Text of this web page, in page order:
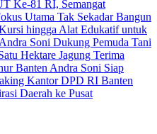
Ke-81 RI, Semangat
Utama Tak Sekadar Bangun
hingga Alat Edukatif untuk
Soni Dukung Pemuda Tani
Hektare Jagung Terima
Banten Andra Soni Siap
Kantor DPD RI Banten
Daerah ke Pusat